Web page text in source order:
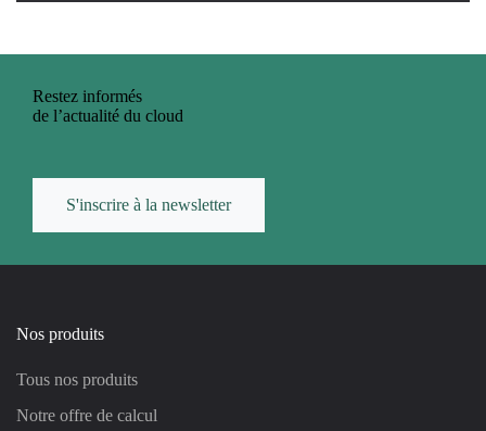
Restez informés
de l’actualité du cloud
S'inscrire à la newsletter
Nos produits
Tous nos produits
Notre offre de calcul